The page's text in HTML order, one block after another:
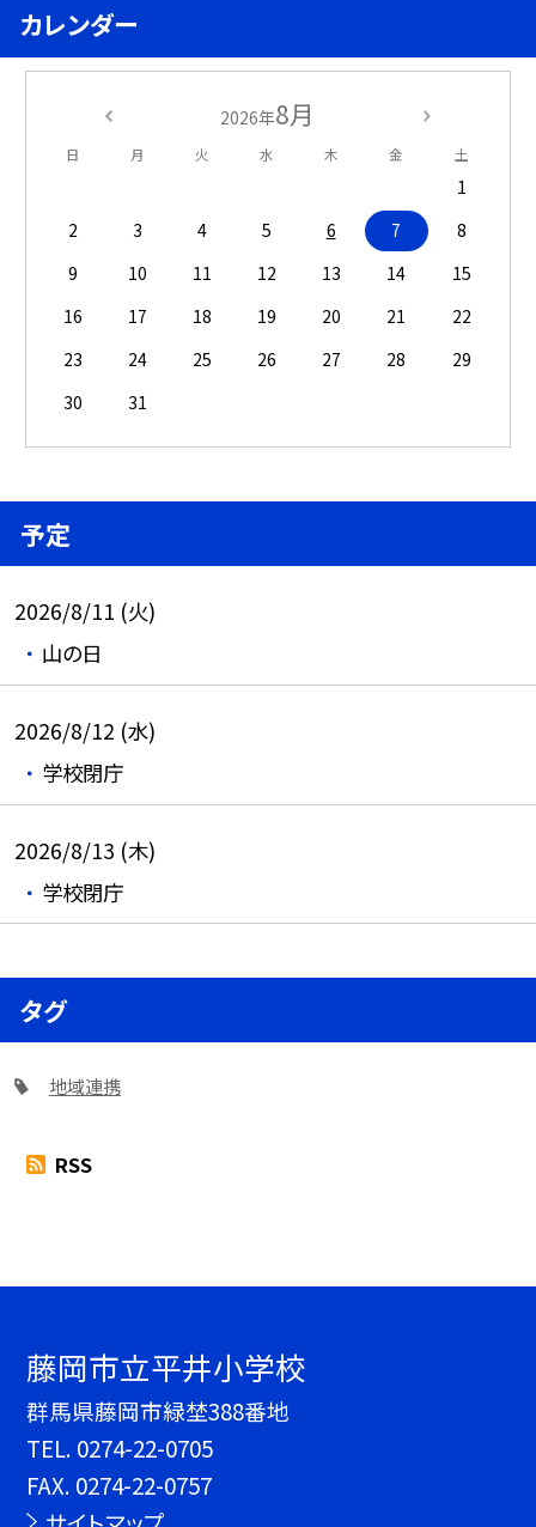
カレンダー
2026年8月
日 月 火 水 木 金 土
1
2
3 4 5 6 7
8
9
10 11 12 13 14
15
16
17 18 19 20 21
22
23
24 25 26 27 28
29
30
31
予定
2026/8/11 (火)
山の日
2026/8/12 (水)
学校閉庁
2026/8/13 (木)
学校閉庁
タグ
地域連携
RSS
藤岡市立平井小学校
群馬県藤岡市緑埜388番地
TEL. 0274-22-0705
FAX. 0274-22-0757